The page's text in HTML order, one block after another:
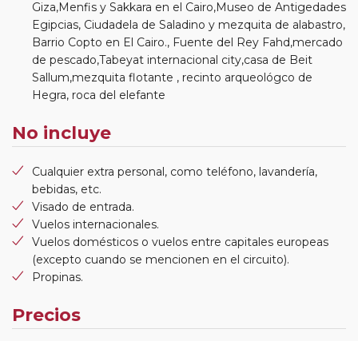
Giza,Menfis y Sakkara en el Cairo,Museo de Antigedades
Egipcias, Ciudadela de Saladino y mezquita de alabastro,
Barrio Copto en El Cairo., Fuente del Rey Fahd,mercado
de pescado,Tabeyat internacional city,casa de Beit
Sallum,mezquita flotante , recinto arqueológco de
Hegra, roca del elefante
No incluye
Cualquier extra personal, como teléfono, lavandería,
bebidas, etc.
Visado de entrada.
Vuelos internacionales.
Vuelos domésticos o vuelos entre capitales europeas
(excepto cuando se mencionen en el circuito).
Propinas.
Precios